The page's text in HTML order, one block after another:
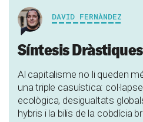
DAVID FERNÀNDEZ
Síntesis Dràstiques
Al capitalisme no li queden
una triple casuística:
ecològica, desigualtats
hybris i la bilis de la cobdícia